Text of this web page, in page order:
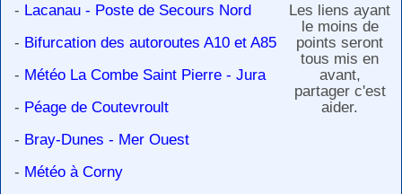
- Lacanau - Poste de Secours Nord
- Bifurcation des autoroutes A10 et A85
- Météo La Combe Saint Pierre - Jura
- Péage de Coutevroult
- Bray-Dunes - Mer Ouest
- Météo à Corny
Les liens ayant
le moins de
points seront
tous mis en
avant,
partager c'est
aider.